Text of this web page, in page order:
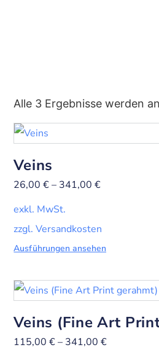
Alle 3 Ergebnisse werden
Veins
26,00€– 341,00€
exkl. MwSt.
zzgl. Versandkosten
Ausführungen ansehen
Veins (Fine Art
115,00€– 341,00€